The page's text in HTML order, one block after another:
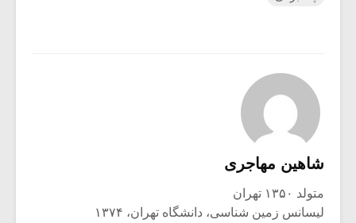
شاهین مهاجری
متولد ۱۳۵۰ تهران
لیسانس زمین شناسی، دانشگاه تهران، ۱۳۷۴